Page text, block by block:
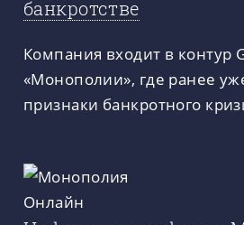
банкротстве
Компания входит в контур
«Монополии», где ранее
признаки банкротного